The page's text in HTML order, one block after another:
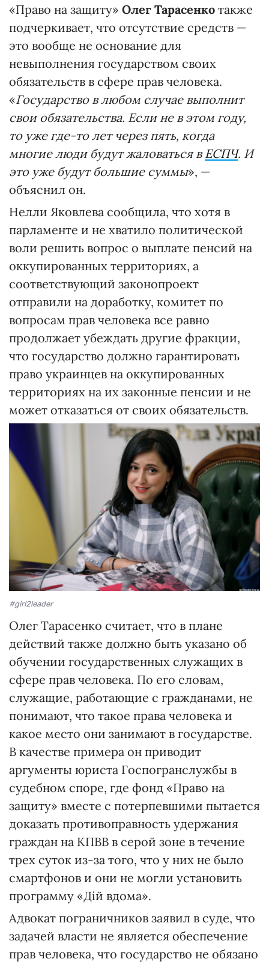
«Право на защиту» Олег Тарасенко также
подчеркивает, что отсутствие средств —
это вообще не основание для
невыполнения государством своих
обязательств в сфере прав человека.
«Государство в любом случае выполнит
свои обязательства. Если не в этом году,
то уже где-то лет через пять, когда
многие люди будут жаловаться вЕСПЧ. И
это уже будут большие суммы», —
объяснил он.
Нелли Яковлева сообщила, что хотя в
парламенте и не хватило политической
воли решить вопрос о выплате пенсий на
оккупированных территориях, а
соответствующий законопроект
отправили на доработку, комитет по
вопросам прав человека все равно
продолжает убеждать другие фракции,
что государство должно гарантировать
право украинцев на оккупированных
территориях на их законные пенсии и не
может отказаться от своих обязательств.
#girl2leader
Олег Тарасенко считает, что в плане
действий также должно быть указано об
обучении государственных служащих в
сфере прав человека. По его словам,
служащие, работающие с гражданами, не
понимают, что такое права человека и
какое место они занимают в государстве.
В качестве примера он приводит
аргументы юриста Госпогранслужбы в
судебном споре, где фонд «Право на
защиту» вместе с потерпевшими пытается
доказать противоправность удержания
граждан на КПВВ в серой зоне в течение
трех суток из-за того, что у них не было
смартфонов и они не могли установить
программу «Дій вдома».
Адвокат пограничников заявил в суде, что
задачей власти не является обеспечение
прав человека, что государство не обязано